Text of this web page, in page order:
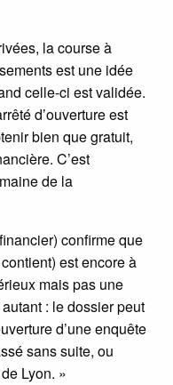
la course à
est une idée
celle-ci est validée.
d’ouverture est
bien que gratuit,
C’est
de la
confirme que
est encore à
mais pas une
: le dossier peut
d’une enquête
sans suite, ou
Lyon. »